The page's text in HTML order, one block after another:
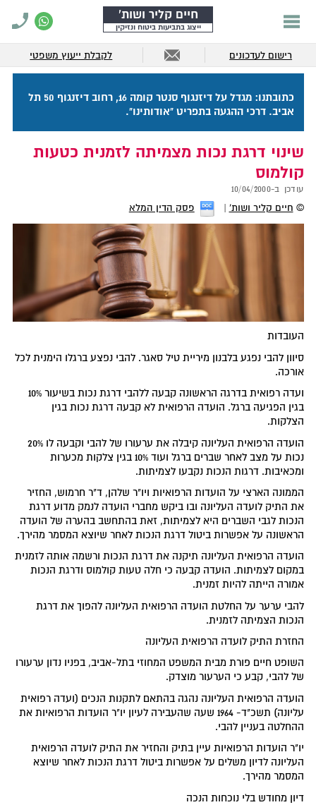
חיים קליר ושות'
ייצוג בתביעות ביטוח ונזיקין
רישום לעדכונים לקבלת ייעוץ משפטי
כתובתנו: מגדל על דיזנגוף סנטר קומה 16, רחוב דיזנגוף 50 תל
אביב. דרכי ההגעה בתפריט "אודותינו".
שינוי דרגת נכות מצמיתה לזמנית כטעות
קולמוס
עודכן ב-10/04/2000
© חיים קליר ושות' פסק הדין המלא
העובדות
סיוון להבי נפגע בלבנון מיריית טיל סאגר. להבי נפצע ברגלו הימנית לכל
אורכה.
ועדה רפואית בדרגה הראשונה קבעה ללהבי דרגת נכות בשיעור 10%
בגין הפגיעה ברגל. הועדה הרפואית לא קבעה דרגת נכות בגין
הצלקות.
הועדה הרפואית העליונה קיבלה את ערעורו של להבי וקבעה לו 20%
נכות על מצב לאחר שברים ברגל ועוד 10% בגין צלקות מכערות
ומכאיבות. דרגות הנכות נקבעו לצמיתות.
הממונה הארצי על הועדות הרפואיות ויו"ר שלהן, ד"ר חרמוש, החזיר
את התיק לועדה העליונה ובו ביקש מחברי הועדה לנמק מדוע דרגת
הנכות לגבי השברים היא לצמיתות, זאת בהתחשב בהערה של הועדה
הראשונה על אפשרות ביטול דרגת הנכות לאחר שיוצא המסמר מהירך.
הועדה הרפואית העליונה תיקנה את דרגת הנכות ורשמה אותה לזמנית
במקום לצמיתות. הועדה קבעה כי חלה טעות קולמוס ודרגת הנכות
אמורה הייתה להיות זמנית.
להבי ערער על החלטת הועדה הרפואית העליונה להפוך את דרגת
הנכות הצמיתה לזמנית.
החזרת התיק לועדה הרפואית העליונה
השופט חיים פורת מבית המשפט המחוזי בתל-אביב, בפניו נדון ערעורו
של להבי, קבע כי הערעור מוצדק.
הועדה הרפואית העליונה נהגה בהתאם לתקנות הנכים (ועדה רפואית
עליונה) תשכ"ד- 1964 שעה שהעבירה לעיון יו"ר הועדות הרפואיות את
ההחלטה בעניין להבי.
יו"ר הועדות הרפואיות עיין בתיק והחזיר את התיק לועדה הרפואית
העליונה לדיון משלים על אפשרות ביטול דרגת הנכות לאחר שיוצא
המסמר מהירך.
דיון מחודש בלי נוכחות הנכה